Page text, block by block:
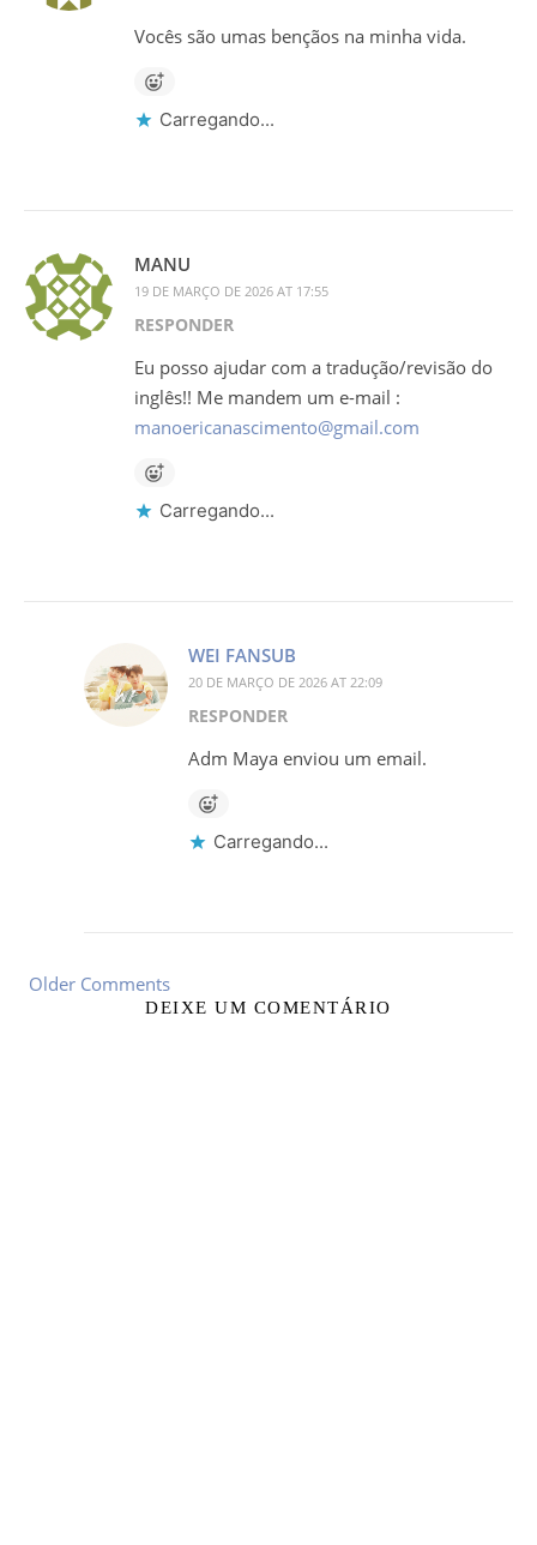
Vocês são umas bençãos na minha vida.
Carregando...
MANU
19 DE MARÇO DE 2026 AT 17:55
RESPONDER
Eu posso ajudar com a tradução/revisão do
inglês!! Me mandem um e-mail :
manoericanascimento@gmail.com
Carregando...
WEI FANSUB
20 DE MARÇO DE 2026 AT 22:09
RESPONDER
Adm Maya enviou um email.
Carregando...
Older Comments
DEIXE UM COMENTÁRIO